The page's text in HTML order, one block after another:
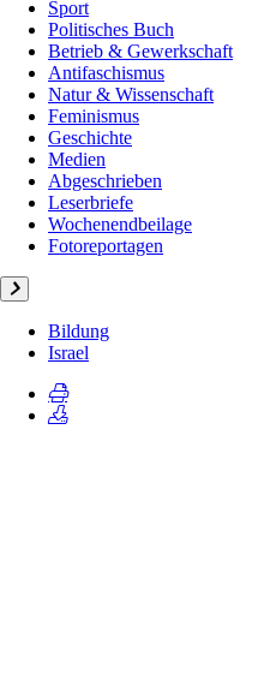
Sport
Politisches Buch
Betrieb & Gewerkschaft
Antifaschismus
Natur & Wissenschaft
Feminismus
Geschichte
Medien
Abgeschrieben
Leserbriefe
Wochenendbeilage
Fotoreportagen
Bildung
Israel